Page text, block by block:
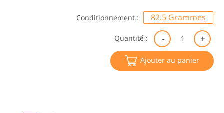
Conditionnement : 82.5 Grammes
Quantité :
Ajouter au panier